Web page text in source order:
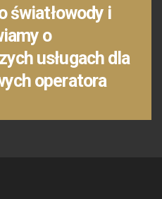
światłowody i
o
usługach dla
operatora